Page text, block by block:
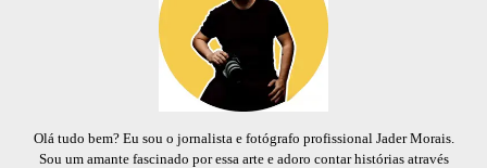
Olá tudo bem? Eu sou o jornalista e fotógrafo profissional Jader Morais.
Sou um amante fascinado por essa arte e adoro contar histórias através